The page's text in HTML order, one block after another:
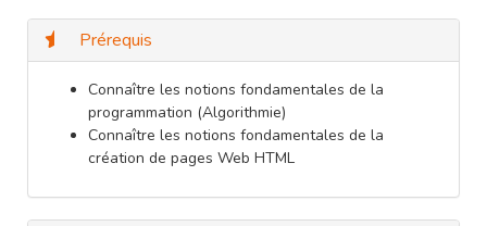
Prérequis
Connaître les notions fondamentales de la
programmation (Algorithmie)
Connaître les notions fondamentales de la
création de pages Web HTML